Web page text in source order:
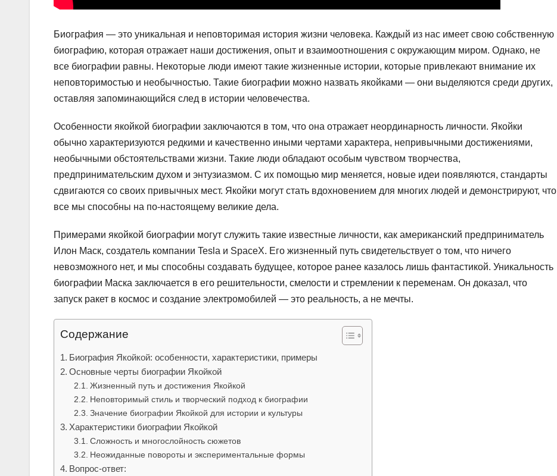
Биография — это уникальная и неповторимая история жизни человека. Каждый из нас имеет свою собственную
биографию, которая отражает наши достижения, опыт и взаимоотношения с окружающим миром. Однако, не
все биографии равны. Некоторые люди имеют такие жизненные истории, которые привлекают внимание их
неповторимостью и необычностью. Такие биографии можно назвать якойками — они выделяются среди других,
оставляя запоминающийся след в истории человечества.
Особенности якойкой биографии заключаются в том, что она отражает неординарность личности. Якойки
обычно характеризуются редкими и качественно иными чертами характера, непривычными достижениями,
необычными обстоятельствами жизни. Такие люди обладают особым чувством творчества,
предпринимательским духом и энтузиазмом. С их помощью мир меняется, новые идеи появляются, стандарты
сдвигаются со своих привычных мест. Якойки могут стать вдохновением для многих людей и демонстрируют, что
все мы способны на по-настоящему великие дела.
Примерами якойкой биографии могут служить такие известные личности, как американский предприниматель
Илон Маск, создатель компании Tesla и SpaceX. Его жизненный путь свидетельствует о том, что ничего
невозможного нет, и мы способны создавать будущее, которое ранее казалось лишь фантастикой. Уникальность
биографии Маска заключается в его решительности, смелости и стремлении к переменам. Он доказал, что
запуск ракет в космос и создание электромобилей — это реальность, а не мечты.
Содержание
Биография Якойкой: особенности, характеристики, примеры
Основные черты биографии Якойкой
Жизненный путь и достижения Якойкой
Неповторимый стиль и творческий подход к биографии
Значение биографии Якойкой для истории и культуры
Характеристики биографии Якойкой
Сложность и многослойность сюжетов
Неожиданные повороты и экспериментальные формы
Вопрос-ответ: